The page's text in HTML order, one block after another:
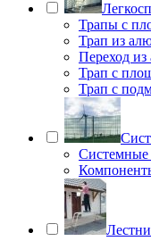
Трапы с
Трап из
Переход
Трап с
Трап с
Системные